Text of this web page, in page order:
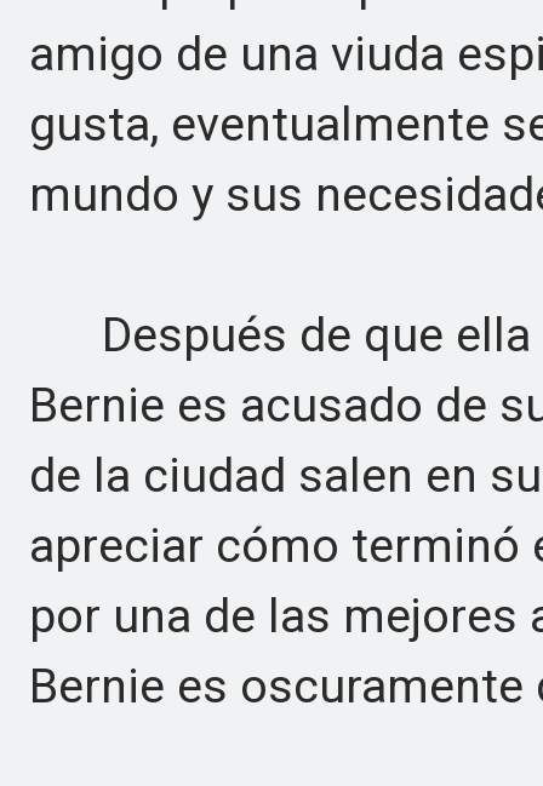
amigo de una viuda
gusta, eventualmente
mundo y sus
Después de que ella
Bernie es acusado de
de la ciudad salen en
apreciar cómo terminó
por una de las mejores
Bernie es